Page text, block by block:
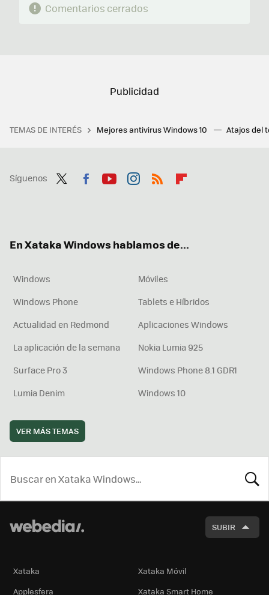
Comentarios cerrados
TEMAS DE INTERÉS Mejores antivirus Windows 10 Atajos del
Síguenos
En Xataka Windows hablamos de...
Windows
Móviles
Windows Phone
Tablets e Híbridos
Actualidad en Redmond
Aplicaciones Windows
La aplicación de la semana
Nokia Lumia 925
Surface Pro 3
Windows Phone 8.1 GDR1
Lumia Denim
Windows 10
VER MÁS TEMAS
SUBIR
Xataka
Xataka Móvil
Applesfera
Xataka Smart Home